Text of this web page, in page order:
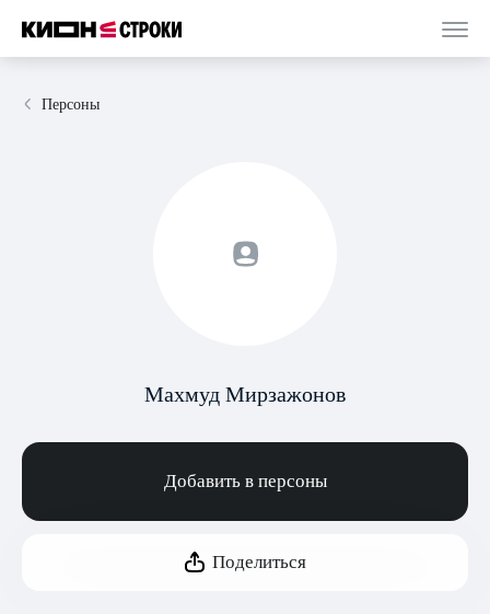
Персоны
Махмуд Мирзажонов
Добавить в персоны
Поделиться